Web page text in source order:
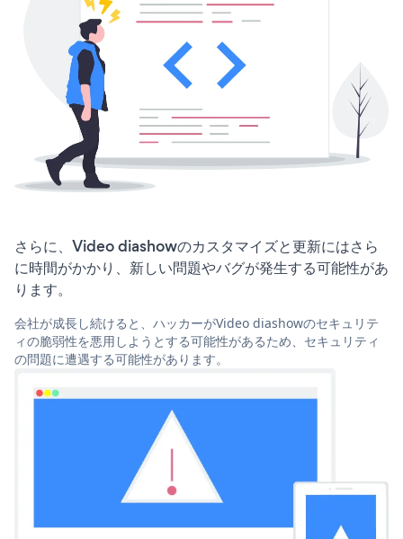
さらに、Video diashowのカスタマイズと更新にはさら
に時間がかかり、新しい問題やバグが発生する可能性があ
ります。
会社が成長し続けると、ハッカーがVideo diashowのセキュリテ
ィの脆弱性を悪用しようとする可能性があるため、セキュリティ
の問題に遭遇する可能性があります。